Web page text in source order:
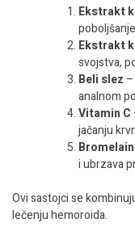
Ekstrakt
Ekstrakt
svojstva,
Beli slez
analnom
Vitamin C
jačanju
Bromelain
i ubrzava
Ovi sastojci se
lečenju hemoroida.